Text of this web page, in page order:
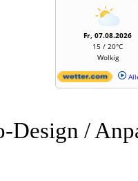
Fr, 07.08.2026
15 / 20°C
Wolkig
/